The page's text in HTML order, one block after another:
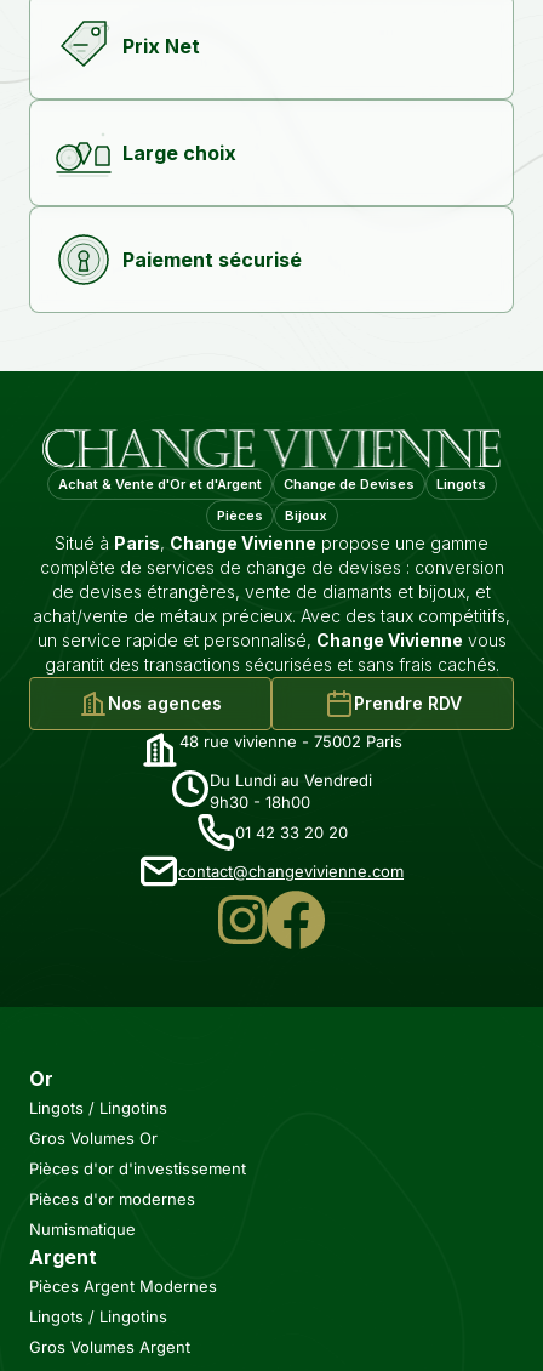
Prix Net
Large choix
Paiement sécurisé
Achat & Vente d'Or et d'Argent Change de Devises
Lingots
Pièces
Bijoux
Situé à Paris, Change Vivienne propose une gamme
complète de services de change de devises : conversion
de devises étrangères, vente de diamants et bijoux, et
achat/vente de métaux précieux. Avec des taux compétitifs,
un service rapide et personnalisé, Change Vivienne vous
garantit des transactions sécurisées et sans frais cachés.
Nos agences
Prendre RDV
48 rue vivienne - 75002 Paris
Du Lundi au Vendredi
9h30 - 18h00
01 42 33 20 20
contact@changevivienne.com
Or
Lingots / Lingotins
Gros Volumes Or
Pièces d'or d'investissement
Pièces d'or modernes
Numismatique
Argent
Pièces Argent Modernes
Lingots / Lingotins
Gros Volumes Argent